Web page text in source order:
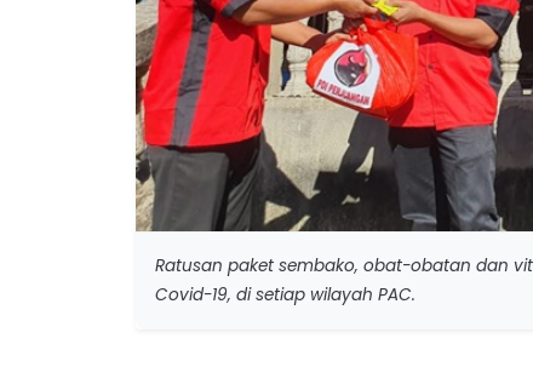
Ratusan paket sembako, obat-obatan dan
Covid-19, di setiap wilayah PAC.